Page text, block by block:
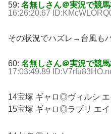
59: 名無しさん＠実況で競馬
16:26:20.67
その状況でハズレ→台風も
60: 名無しさん＠実況で競馬
17:03:49.89
14宝塚 ギャロ◎ヴィルシ
15宝塚 ギャロ◎ラブリ エ